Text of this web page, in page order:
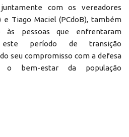
com os vereadores
e Tiago Maciel (PCdoB), também
às pessoas que enfrentaram
este período de transição
seu compromisso com a defesa
bem-estar da população